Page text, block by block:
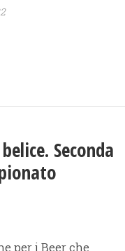
Seconda
per i Beer che